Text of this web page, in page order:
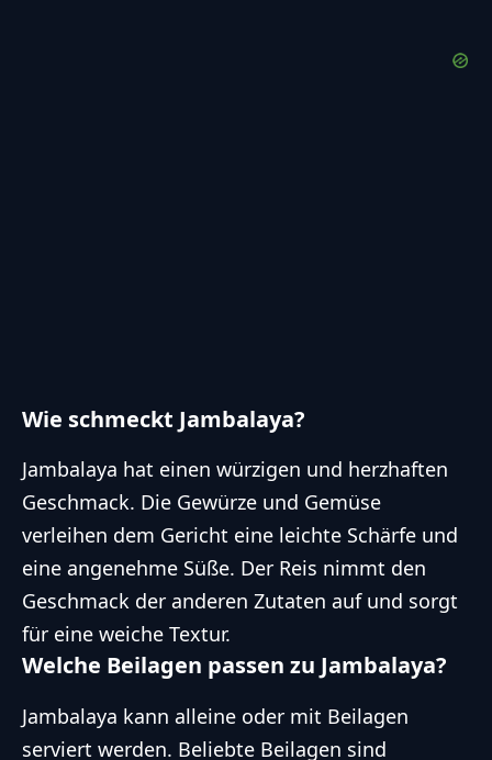
Wie schmeckt Jambalaya?
Jambalaya hat einen würzigen und herzhaften
Geschmack. Die Gewürze und Gemüse
verleihen dem Gericht eine leichte Schärfe und
eine angenehme Süße. Der Reis nimmt den
Geschmack der anderen Zutaten auf und sorgt
für eine weiche Textur.
Welche Beilagen passen zu Jambalaya?
Jambalaya kann alleine oder mit Beilagen
serviert werden. Beliebte Beilagen sind